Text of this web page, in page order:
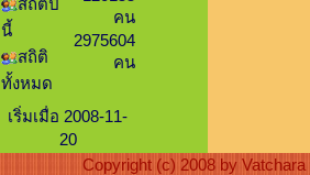
สถิติปี
นี้
สถิติ
ทั้งหมด
คน
2975604
คน
เริ่มเมื่อ 2008-11-
20
Copyright (c) 2008 by